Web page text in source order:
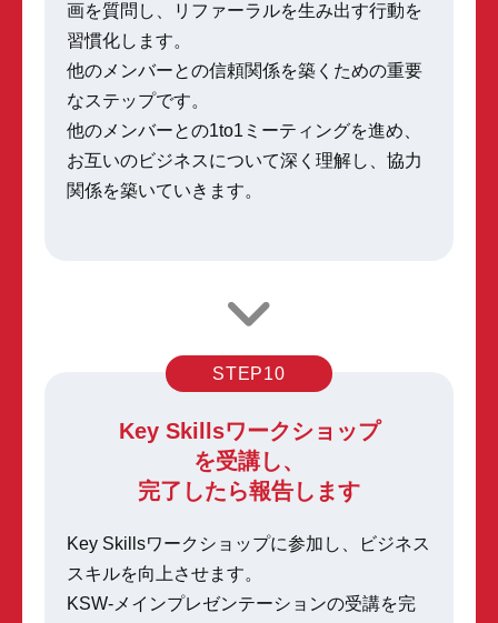
画を質問し、
リファーラルを生み出す行動を
習慣化します。
他のメンバーとの信頼関係を築くための重要
なステップです。
他のメンバーとの1to1ミーティングを進め、
お互いのビジネスについて深く理解し、協力
関係を築いていきます。
STEP10
Key Skillsワークショップ
を受講し、
完了したら報告します
Key Skillsワークショップに参加し、ビジネス
スキルを向上させます。
KSW-メインプレゼンテーションの受講を完